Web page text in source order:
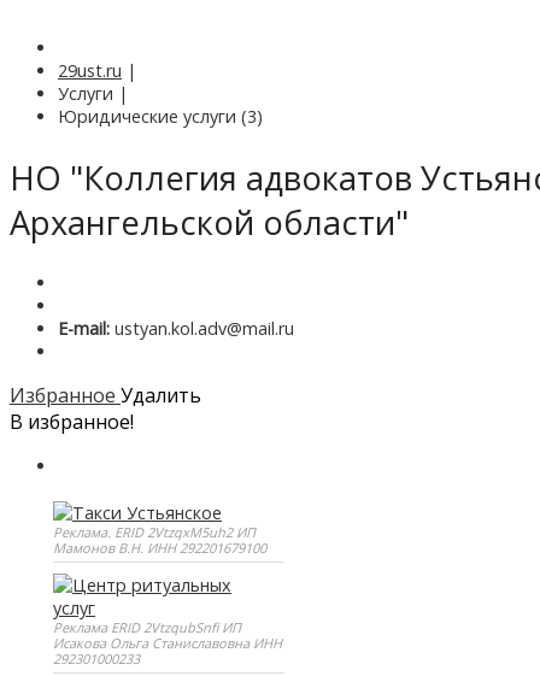
29ust.ru |
Услуги |
Юридические услуги (3)
НО "Коллегия адвокатов
Архангельской области"
E-mail: ustyan.kol.adv@mail.ru
Избранное Удалить
В избранное!
Реклама. ERID 2VtzqxM5uh2 ИП
Мамонов В.Н. ИНН 292201679100
Реклама ERID 2VtzqubSnfi ИП
Исакова Ольга Станиславовна ИНН
292301000233